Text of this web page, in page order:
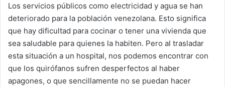
Los servicios públicos como electricidad y agua se han
deteriorado para la población venezolana. Esto significa
que hay dificultad para cocinar o tener una vivienda que
sea saludable para quienes la habiten. Pero al trasladar
esta situación a un hospital, nos podemos encontrar con
que los quirófanos sufren desperfectos al haber
apagones, o que sencillamente no se puedan hacer